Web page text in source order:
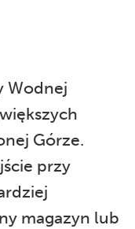
Wodnej
Górze.
przy
magazyn lub